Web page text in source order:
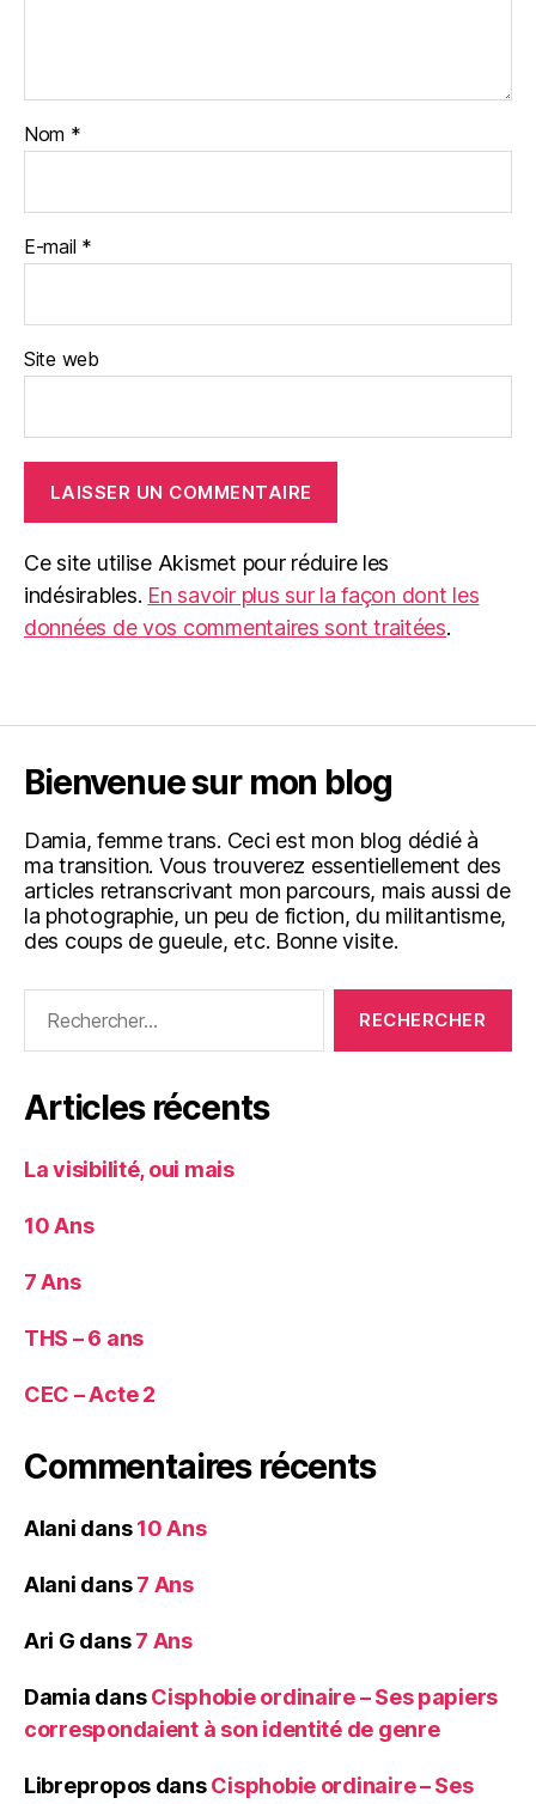
Nom *
E-mail *
Site web
Ce site utilise Akismet pour réduire les
indésirables. En savoir plus sur la façon dont les
données de vos commentaires sont traitées.
Bienvenue sur mon blog
Damia, femme trans. Ceci est mon blog dédié à
ma transition. Vous trouverez essentiellement des
articles retranscrivant mon parcours, mais aussi de
la photographie, un peu de fiction, du militantisme,
des coups de gueule, etc. Bonne visite.
Articles récents
La visibilité, oui mais
10 Ans
7 Ans
THS – 6 ans
CEC – Acte 2
Commentaires récents
Alani dans10 Ans
Alani dans7 Ans
Ari G dans7 Ans
Damia dansCisphobie ordinaire – Ses papiers
correspondaient à son identité de genre
Librepropos dansCisphobie ordinaire – Ses